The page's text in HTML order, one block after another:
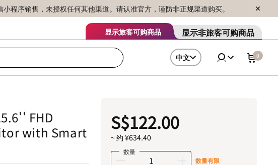
序销售，未授权任何其他渠道。请认准官方，谨防非正规渠道购买。
显示旅客可购商品 显示非旅客可购商品
中文 0
FHD
with Smart
S$122.00
~ 约 ¥634.40
数量
数量有限